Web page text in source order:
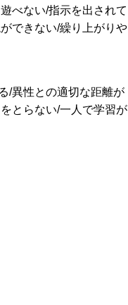
べない/指示を出されて
できない/繰り上がりや
/異性との適切な距離が
とらない/一人で学習が